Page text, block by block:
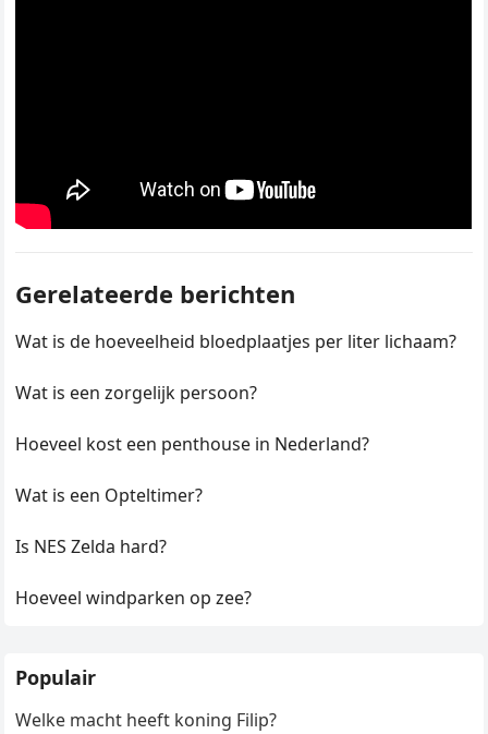
Gerelateerde berichten
Wat is de hoeveelheid bloedplaatjes per liter lichaam?
Wat is een zorgelijk persoon?
Hoeveel kost een penthouse in Nederland?
Wat is een Opteltimer?
Is NES Zelda hard?
Hoeveel windparken op zee?
Populair
Welke macht heeft koning Filip?